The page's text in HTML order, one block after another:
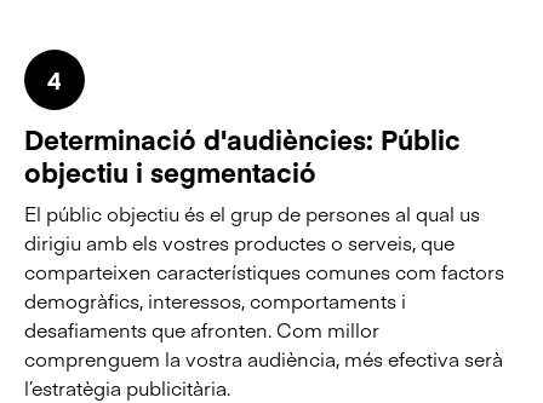
4
Determinació d'audiències: Públic
objectiu i segmentació
El públic objectiu és el grup de persones al qual us
dirigiu amb els vostres productes o serveis, que
comparteixen característiques comunes com factors
demogràfics, interessos, comportaments i
desafiaments que afronten. Com millor
comprenguem la vostra audiència, més efectiva serà
l’estratègia publicitària.